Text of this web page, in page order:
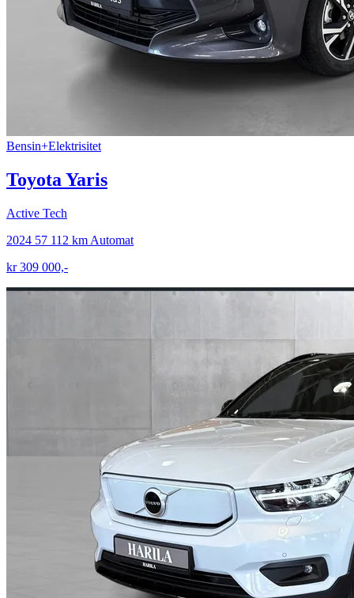
Bensin+Elektrisitet
Toyota Yaris
Active Tech
2024 57 112 km Automat
kr 309 000,-